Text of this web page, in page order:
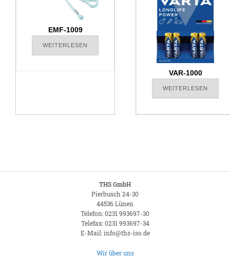
EMF-1009
WEITERLESEN
VAR-1000
WEITERLESEN
THS GmbH
Pierbusch 24-30
44536 Lünen
Telefon: 0231 993697-30
Telefax: 0231 993697-34
E-Mail: info@ths-iso.de
Wir über uns